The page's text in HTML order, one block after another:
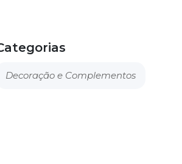
Decoração e Complementos